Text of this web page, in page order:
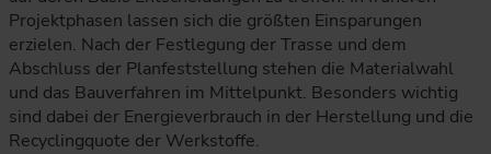
Projektphasen lassen sich die größten Einsparungen
erzielen. Nach der Festlegung der Trasse und dem
Abschluss der Planfeststellung stehen die Materialwahl
und das Bauverfahren im Mittelpunkt. Besonders wichtig
sind dabei der Energieverbrauch in der Herstellung und die
Recyclingquote der Werkstoffe.